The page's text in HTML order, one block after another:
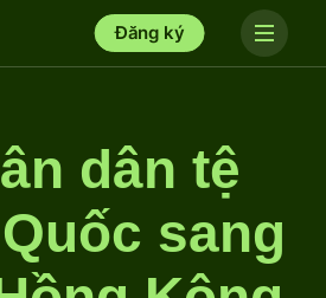
Đăng ký
dân tệ
sang